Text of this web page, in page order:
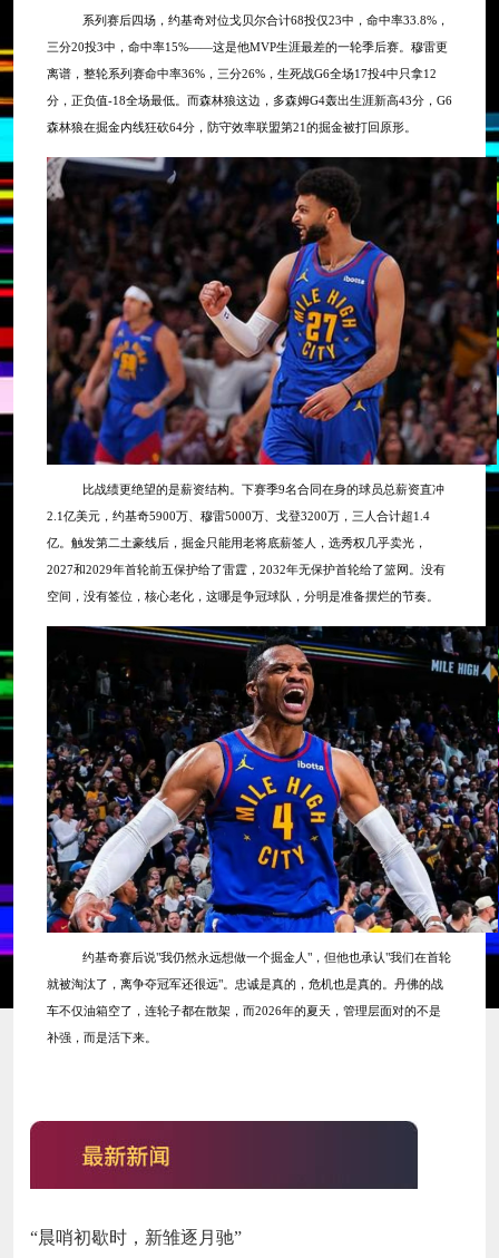
系列赛后四场，约基奇对位戈贝尔合计68投仅23中，命中率33.8%，
三分20投3中，命中率15%——这是他MVP生涯最差的一轮季后赛。穆雷更
离谱，整轮系列赛命中率36%，三分26%，生死战G6全场17投4中只拿12
分，正负值-18全场最低。而森林狼这边，多森姆G4轰出生涯新高43分，G6
森林狼在掘金内线狂砍64分，防守效率联盟第21的掘金被打回原形。
比战绩更绝望的是薪资结构。下赛季9名合同在身的球员总薪资直冲
2.1亿美元，约基奇5900万、穆雷5000万、戈登3200万，三人合计超1.4
亿。触发第二土豪线后，掘金只能用老将底薪签人，选秀权几乎卖光，
2027和2029年首轮前五保护给了雷霆，2032年无保护首轮给了篮网。没有
空间，没有签位，核心老化，这哪是争冠球队，分明是准备摆烂的节奏。
约基奇赛后说"我仍然永远想做一个掘金人"，但他也承认"我们在首轮
就被淘汰了，离争夺冠军还很远"。忠诚是真的，危机也是真的。丹佛的战
车不仅油箱空了，连轮子都在散架，而2026年的夏天，管理层面对的不是
补强，而是活下来。
“晨哨初歇时，新雏逐月驰”